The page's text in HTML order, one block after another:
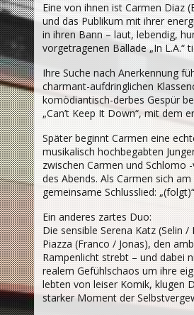
Eine von ihnen ist Carmen Diaz
und das Publikum mit ihrer
in ihren Bann – laut, lebendig,
vorgetragenen Ballade „In L.A.“
Ihre Suche nach Anerkennung
charmant-aufdringlichen
komödiantisch-derbes Gespür
„Can’t Keep It Down“, mit dem
Später beginnt Carmen eine
musikalisch hochbegabten
zwischen Carmen und Schlomo
des Abends. Als Carmen sich
gemeinsame Schlusslied:
Ein anderes zartes Duo:
Die sensible Serena Katz (Selin
Piazza (Franco / Jonas), den
Rampenlicht strebt – und dabei
realem Gefühlschaos um ihre
lebten von leiser Komik, klugen
starker Moment der